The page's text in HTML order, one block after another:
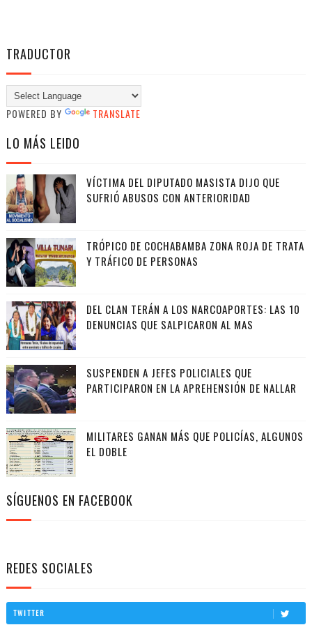
TRADUCTOR
POWERED BY TRANSLATE
LO MÁS LEIDO
VÍCTIMA DEL DIPUTADO MASISTA DIJO QUE
SUFRIÓ ABUSOS CON ANTERIORIDAD
TRÓPICO DE COCHABAMBA ZONA ROJA DE TRATA
Y TRÁFICO DE PERSONAS
DEL CLAN TERÁN A LOS NARCOAPORTES: LAS 10
DENUNCIAS QUE SALPICARON AL MAS
SUSPENDEN A JEFES POLICIALES QUE
PARTICIPARON EN LA APREHENSIÓN DE NALLAR
MILITARES GANAN MÁS QUE POLICÍAS, ALGUNOS
EL DOBLE
SÍGUENOS EN FACEBOOK
REDES SOCIALES
TWITTER